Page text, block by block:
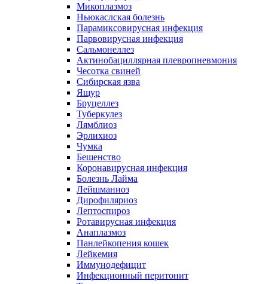
Микоплазмоз
Ньюкаслская болезнь
Парамиксовирусная инфекция
Парвовирусная инфекция
Сальмонеллез
Актинобациллярная плевропневмония
Чесотка свиней
Сибирская язва
Ящур
Бруцеллез
Туберкулез
Лямблиоз
Эрлихиоз
Чумка
Бешенство
Коронавирусная инфекция
Болезнь Лайма
Лейшманиоз
Дирофиляриоз
Лептоспироз
Ротавирусная инфекция
Анаплазмоз
Панлейкопения кошек
Лейкемия
Иммунодефицит
Инфекционный перитонит